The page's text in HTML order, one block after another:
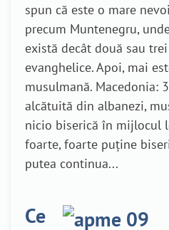
spun că este o mare
precum Muntenegru,
există decât două sau
evanghelice. Apoi, mai
musulmană. Macedonia:
alcătuită din albanezi,
nicio biserică în mijlocul
foarte, foarte puține
putea continua...
Ce